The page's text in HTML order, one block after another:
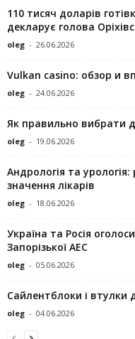
110 тисяч доларів
декларує голова
oleg - 26.06.2026
Vulkan casino: обзор и
oleg - 24.06.2026
Як правильно вибрати
oleg - 19.06.2026
Андрологія та урологія:
значення лікарів
oleg - 18.06.2026
Україна та Росія
Запорізької АЕС
oleg - 05.06.2026
Сайлентблоки і втулки
oleg - 04.06.2026